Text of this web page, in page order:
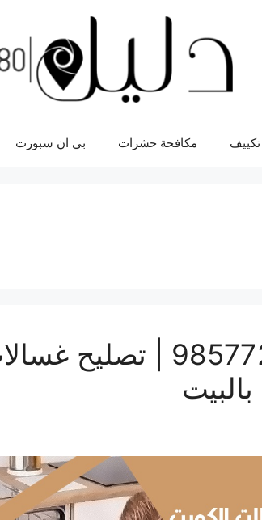
تكييف مكافحة حشرات بي ان سبورت
تصليح طباخات كبد 98577272 | تصليح